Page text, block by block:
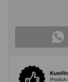
`